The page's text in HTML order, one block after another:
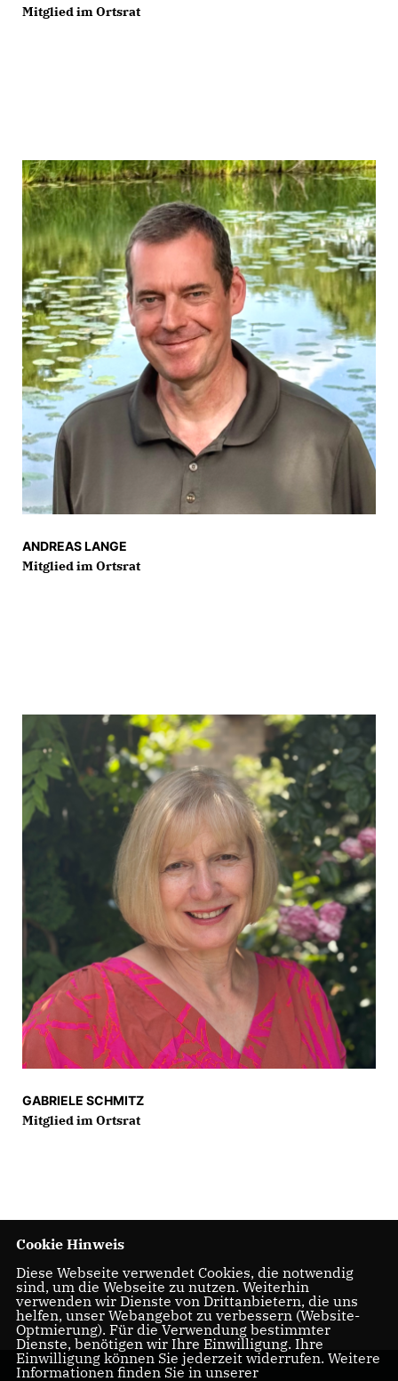
Mitglied im Ortsrat
ANDREAS LANGE
Mitglied im Ortsrat
GABRIELE SCHMITZ
Mitglied im Ortsrat
Cookie Hinweis
Diese Webseite verwendet Cookies, die notwendig
sind, um die Webseite zu nutzen. Weiterhin
verwenden wir Dienste von Drittanbietern, die uns
helfen, unser Webangebot zu verbessern (Website-
Optmierung). Für die Verwendung bestimmter
Dienste, benötigen wir Ihre Einwilligung. Ihre
Einwilligung können Sie jederzeit widerrufen. Weitere
Informationen finden Sie in unserer